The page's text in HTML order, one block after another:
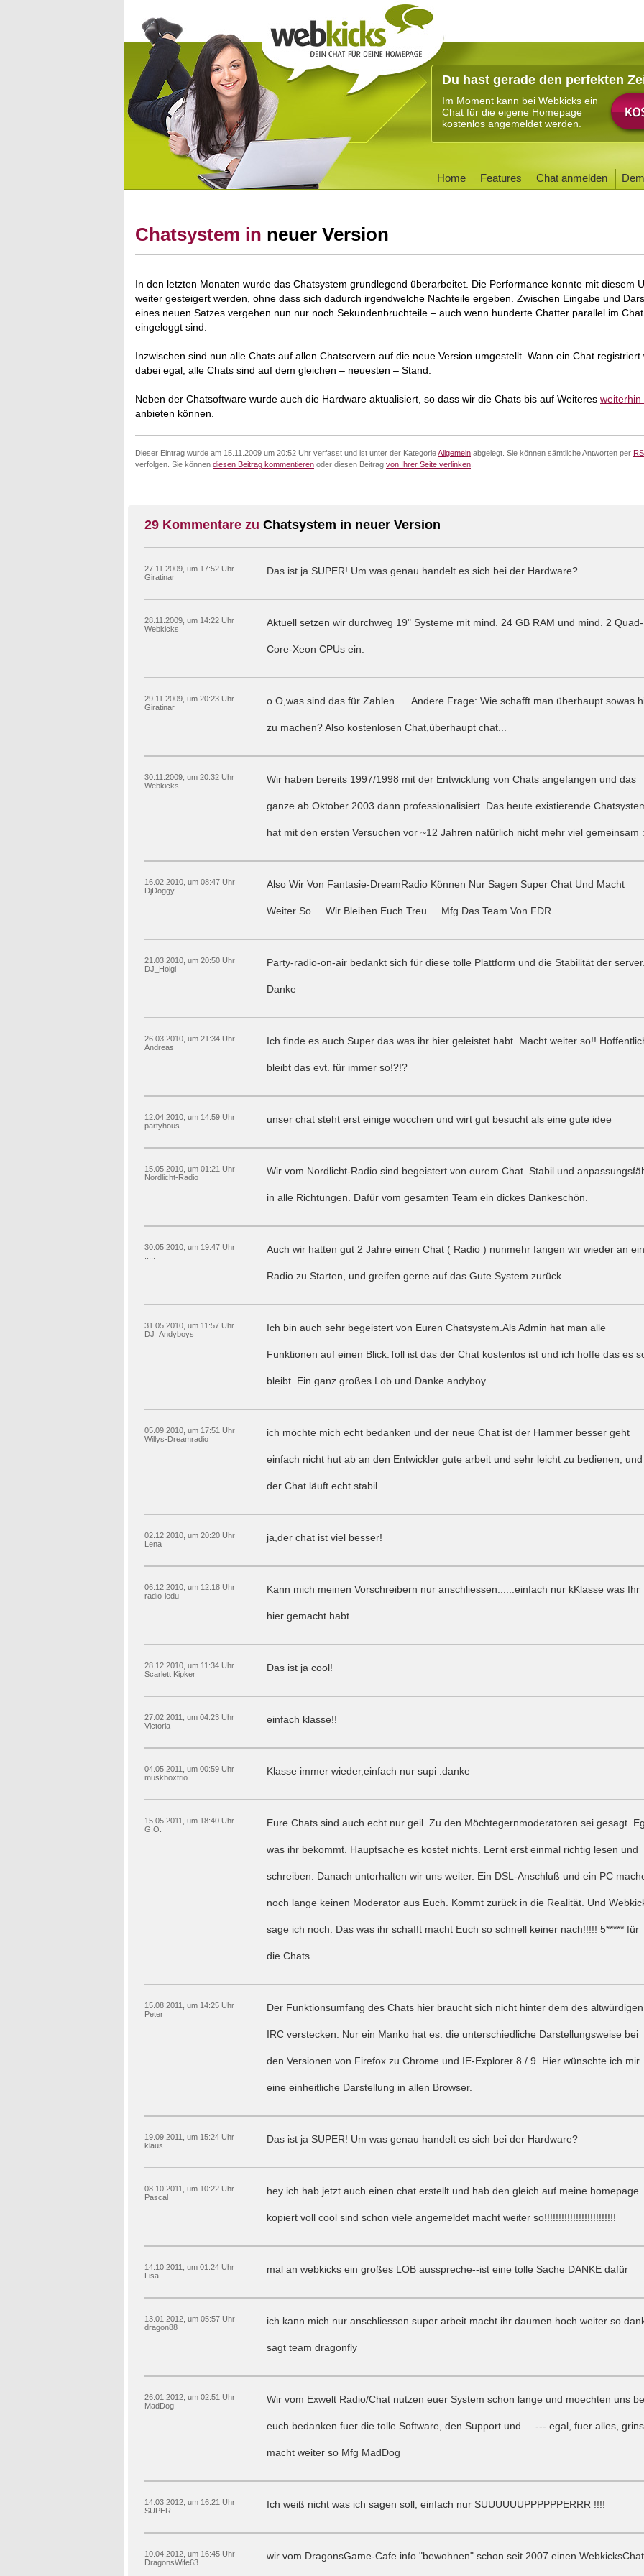
Du hast gerade den perfekten
Im Moment kann bei Webkicks ein
Chat für die eigene Homepage
kostenlos angemeldet werden.
Home Features Chat anmelden
Chatsystem in neuer Version
In den letzten Monaten wurde das Chatsystem grundlegend überarbeitet. Die Performance konnte mit diesem
weiter gesteigert werden, ohne dass sich dadurch irgendwelche Nachteile ergeben. Zwischen Eingabe und
eines neuen Satzes vergehen nun nur noch Sekundenbruchteile – auch wenn hunderte Chatter parallel im Chat
eingeloggt sind.
Inzwischen sind nun alle Chats auf allen Chatservern auf die neue Version umgestellt. Wann ein Chat registriert
dabei egal, alle Chats sind auf dem gleichen – neuesten – Stand.
Neben der Chatsoftware wurde auch die Hardware aktualisiert, so dass wir die Chats bis auf Weiteres weiterhin
anbieten können.
Dieser Eintrag wurde am 15.11.2009 um 20:52 Uhr verfasst und ist unter der KategorieAllgemein abgelegt. Sie können sämtliche Antworten per
verfolgen. Sie können diesen Beitrag kommentieren oder diesen Beitrag von Ihrer Seite verlinken
29 Kommentare zu Chatsystem in neuer Version
27.11.2009, um 17:52 Uhr
Giratinar
Das ist ja SUPER! Um was genau handelt es sich bei der Hardware?
28.11.2009, um 14:22 Uhr
Webkicks
Aktuell setzen wir durchweg 19" Systeme mit mind. 24 GB RAM und mind. 2 Quad-
Core-Xeon CPUs ein.
29.11.2009, um 20:23 Uhr
Giratinar
o.O,was sind das für Zahlen..... Andere Frage: Wie schafft man überhaupt sowas
zu machen? Also kostenlosen Chat,überhaupt chat...
30.11.2009, um 20:32 Uhr
Webkicks
Wir haben bereits 1997/1998 mit der Entwicklung von Chats angefangen und das
ganze ab Oktober 2003 dann professionalisiert. Das heute existierende
hat mit den ersten Versuchen vor ~12 Jahren natürlich nicht mehr viel gemeinsam
16.02.2010, um 08:47 Uhr
DjDoggy
Also Wir Von Fantasie-DreamRadio Können Nur Sagen Super Chat Und Macht
Weiter So ... Wir Bleiben Euch Treu ... Mfg Das Team Von FDR
21.03.2010, um 20:50 Uhr
DJ_Holgi
Party-radio-on-air bedankt sich für diese tolle Plattform und die Stabilität der
Danke
26.03.2010, um 21:34 Uhr
Andreas
Ich finde es auch Super das was ihr hier geleistet habt. Macht weiter so!!
bleibt das evt. für immer so!?!?
12.04.2010, um 14:59 Uhr
partyhous
unser chat steht erst einige wocchen und wirt gut besucht als eine gute idee
15.05.2010, um 01:21 Uhr
Nordlicht-Radio
Wir vom Nordlicht-Radio sind begeistert von eurem Chat. Stabil und
in alle Richtungen. Dafür vom gesamten Team ein dickes Dankeschön.
30.05.2010, um 19:47 Uhr
Auch wir hatten gut 2 Jahre einen Chat ( Radio ) nunmehr fangen wir wieder an ein
Radio zu Starten, und greifen gerne auf das Gute System zurück
31.05.2010, um 11:57 Uhr
DJ_Andyboys
Ich bin auch sehr begeistert von Euren Chatsystem.Als Admin hat man alle
Funktionen auf einen Blick.Toll ist das der Chat kostenlos ist und ich hoffe das es
bleibt. Ein ganz großes Lob und Danke andyboy
05.09.2010, um 17:51 Uhr
Willys-Dreamradio
ich möchte mich echt bedanken und der neue Chat ist der Hammer besser geht
einfach nicht hut ab an den Entwickler gute arbeit und sehr leicht zu bedienen, und
der Chat läuft echt stabil
02.12.2010, um 20:20 Uhr
Lena
ja,der chat ist viel besser!
06.12.2010, um 12:18 Uhr
radio-ledu
Kann mich meinen Vorschreibern nur anschliessen......einfach nur kKlasse was Ihr
hier gemacht habt.
28.12.2010, um 11:34 Uhr
Scarlett Kipker
Das ist ja cool!
27.02.2011, um 04:23 Uhr
Victoria
einfach klasse!!
04.05.2011, um 00:59 Uhr
muskboxtrio
Klasse immer wieder,einfach nur supi .danke
15.05.2011, um 18:40 Uhr
G.O.
Eure Chats sind auch echt nur geil. Zu den Möchtegernmoderatoren sei gesagt.
was ihr bekommt. Hauptsache es kostet nichts. Lernt erst einmal richtig lesen und
schreiben. Danach unterhalten wir uns weiter. Ein DSL-Anschluß und ein PC
noch lange keinen Moderator aus Euch. Kommt zurück in die Realität. Und
sage ich noch. Das was ihr schafft macht Euch so schnell keiner nach!!!!! 5***** für
die Chats.
15.08.2011, um 14:25 Uhr
Peter
Der Funktionsumfang des Chats hier braucht sich nicht hinter dem des altwürdigen
IRC verstecken. Nur ein Manko hat es: die unterschiedliche Darstellungsweise bei
den Versionen von Firefox zu Chrome und IE-Explorer 8 / 9. Hier wünschte ich mir
eine einheitliche Darstellung in allen Browser.
19.09.2011, um 15:24 Uhr
klaus
Das ist ja SUPER! Um was genau handelt es sich bei der Hardware?
08.10.2011, um 10:22 Uhr
Pascal
hey ich hab jetzt auch einen chat erstellt und hab den gleich auf meine homepage
kopiert voll cool sind schon viele angemeldet macht weiter so!!!!!!!!!!!!!!!!!!!!!!!!!
14.10.2011, um 01:24 Uhr
Lisa
mal an webkicks ein großes LOB ausspreche--ist eine tolle Sache DANKE dafür
13.01.2012, um 05:57 Uhr
dragon88
ich kann mich nur anschliessen super arbeit macht ihr daumen hoch weiter so
sagt team dragonfly
26.01.2012, um 02:51 Uhr
MadDog
Wir vom Exwelt Radio/Chat nutzen euer System schon lange und moechten uns
euch bedanken fuer die tolle Software, den Support und.....--- egal, fuer alles,
macht weiter so Mfg MadDog
14.03.2012, um 16:21 Uhr
SUPER
Ich weiß nicht was ich sagen soll, einfach nur SUUUUUUPPPPPPERRR !!!!
10.04.2012, um 16:45 Uhr
DragonsWife63
wir vom DragonsGame-Cafe.info "bewohnen" schon seit 2007 einen WebkicksChat